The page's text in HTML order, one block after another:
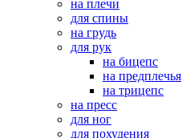
на плечи
для спины
на грудь
для рук
на бицепс
на предплечья
на трицепс
на пресс
для ног
для похудения